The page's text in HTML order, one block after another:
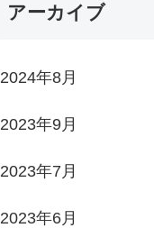
アーカイブ
2024年8月
2023年9月
2023年7月
2023年6月